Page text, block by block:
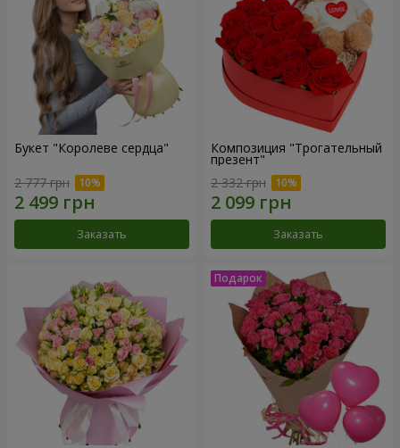
Букет "Королеве сердца"
2 777 грн
Заказать
Композиция "Трогательный
презент"
2 332 грн
Заказать